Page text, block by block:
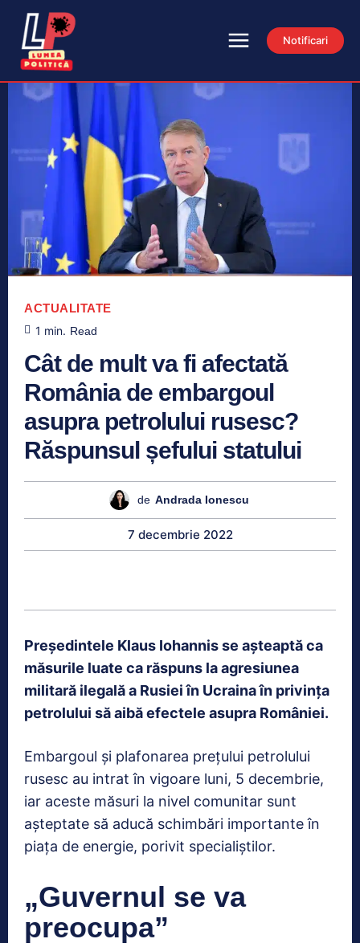
Notificari
ACTUALITATE
1 min. Read
Cât de mult va fi afectată
România de embargoul
asupra petrolului rusesc?
Răspunsul șefului statului
de Andrada Ionescu
7 decembrie 2022
Președintele Klaus Iohannis se așteaptă ca
măsurile luate ca răspuns la agresiunea
militară ilegală a Rusiei în Ucraina în privința
petrolului să aibă efectele asupra României.
Embargoul și plafonarea prețului petrolului
rusesc au intrat în vigoare luni, 5 decembrie,
iar aceste măsuri la nivel comunitar sunt
așteptate să aducă schimbări importante în
piața de energie, porivit specialiștilor.
„Guvernul se va
preocupa”